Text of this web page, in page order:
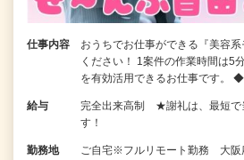
仕事内容
おうちでお仕事ができる『美容
ください！ 1案件の作業時間は5
を有効活用できるお仕事です。
給与
完全出来高制 ★謝礼は、最短で
す！
勤務地
ご自宅※フルリモート勤務 大阪